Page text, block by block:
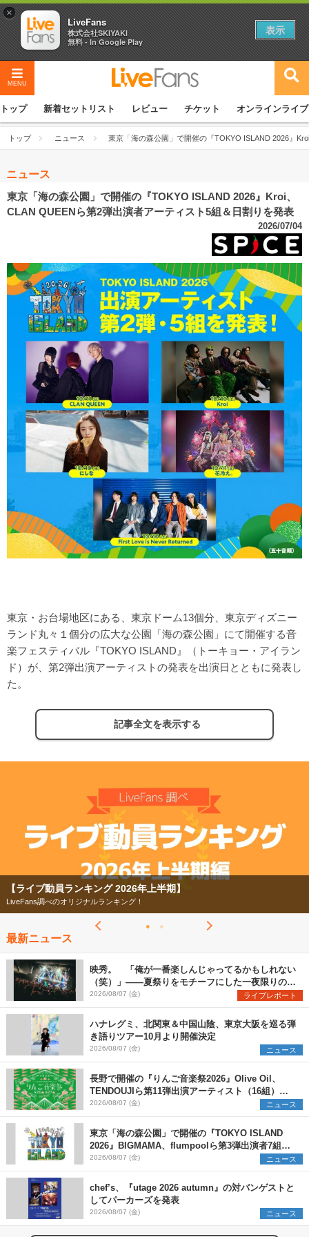
MENU
トップ 新着セットリスト レビュー チケット オンラインライブ
トップ ニュース 東京「海の森公園」で開催の『TOKYO ISLAND 2026』
ニュース
東京「海の森公園」で開催の『TOKYO ISLAND 2026』Kroi、
CLAN QUEENら第2弾出演者アーティスト5組＆⽇割りを発表
2026/07/04
東京・お台場地区にある、東京ドーム13個分、東京ディズニー
ランド丸々１個分の広⼤な公園「海の森公園」にて開催する⾳
楽フェスティバル『TOKYO ISLAND』（トーキョー・アイラン
ド）が、第2弾出演アーティストの発表を出演⽇とともに発表し
た。
記事全文を表示する
【ライブ動員ランキング 2026年上半期】
LiveFans調べのオリジナルランキング！
最新ニュース
映秀。 「俺が一番楽しんじゃってるかもしれない
（笑）」――夏祭りをモチーフにした一夜限りのス
ペシャルライブ『色祭』レポート
2026/08/07 (金) ライブレポート
ハナレグミ、北関東＆中国山陰、東京大阪を巡る弾
き語りツアー10月より開催決定
2026/08/07 (金) ニュース
長野で開催の『りんご音楽祭2026』Olive Oil、
TENDOUJIら第11弾出演アーティスト（16組）を
発表
2026/08/07 (金) ニュース
東京「海の森公園」で開催の『TOKYO ISLAND
2026』BIGMAMA、flumpoolら第3弾出演者7組を
発表 ワークショップ・アート出展者を募集
2026/08/07 (金) ニュース
chef’s、『utage 2026 autumn』の対バンゲストと
してパーカーズを発表
2026/08/07 (金) ニュース
×
LiveFans
株式会社SKIYAKI
無料 - In Google Play
表示